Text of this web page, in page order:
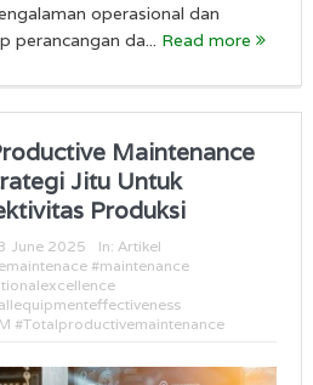
operasional dan
perancangan da... Read more
Maintenance
Jitu Untuk
Produksi
June 2025 In: Artikel
#maintenance
#Totalproductivemaintenance